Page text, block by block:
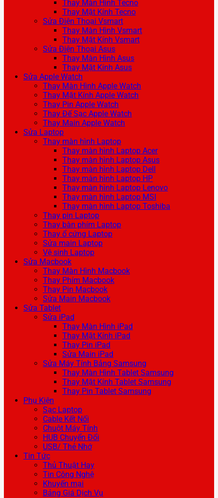
Thay Màn Hình Tecno
Thay Mặt Kính Tecno
Sửa Điện Thoại Vsmart
Thay Màn Hình Vsmart
Thay Mặt Kính Vsmart
Sửa Điện Thoại Asus
Thay Màn Hình Asus
Thay Mặt Kính Asus
Sửa Apple Watch
Thay Màn Hình Apple Watch
Thay Mặt Kính Apple Watch
Thay Pin Apple Watch
Thay Đế Sạc Apple Watch
Thay Main Apple Watch
Sửa Laptop
Thay màn hình Laptop
Thay màn hình Laptop Acer
Thay màn hình Laptop Asus
Thay màn hình Laptop Dell
Thay màn hình Laptop HP
Thay màn hình Laptop Lenovo
Thay màn hình Laptop MSI
Thay màn hình Laptop Toshiba
Thay pin Laptop
Thay bàn phím Laptop
Thay ổ cứng Laptop
Sửa main Laptop
Vệ sinh Laptop
Sửa Macbook
Thay Màn Hình Macbook
Thay Phím Macbook
Thay Pin Macbook
Sửa Main Macbook
Sửa Tablet
Sửa iPad
Thay Màn Hình iPad
Thay Mặt Kính iPad
Thay Pin iPad
Sửa Main iPad
Sửa Máy Tính Bảng Samsung
Thay Màn Hình Tablet Samsung
Thay Mặt Kính Tablet Samsung
Thay Pin Tablet Samsung
Phụ Kiện
Sạc Laptop
Cable Kết Nối
Chuột Máy Tính
HUB Chuyển Đổi
USB/ Thẻ Nhớ
Tin Tức
Thủ Thuật Hay
Tin Công Nghệ
Khuyến mại
Bảng Giá Dịch Vụ